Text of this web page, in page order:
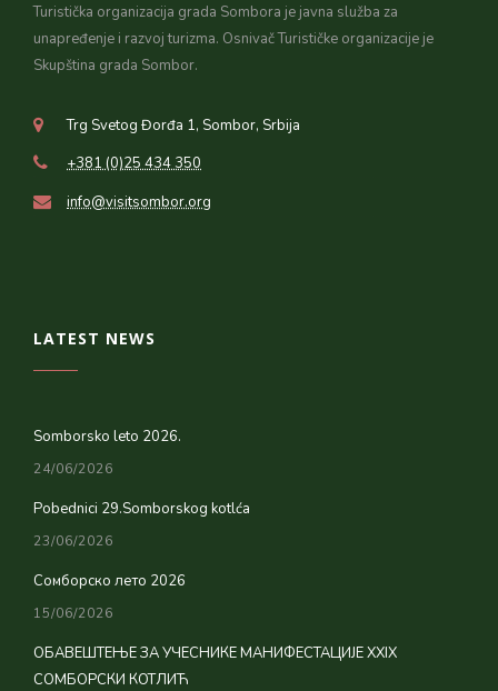
Turistička organizacija grada Sombora je javna služba za
unapređenje i razvoj turizma. Osnivač Turističke organizacije je
Skupština grada Sombor.
Trg Svetog Đorđa 1, Sombor, Srbija
+381 (0)25 434 350
info@visitsombor.org
LATEST NEWS
Somborsko leto 2026.
24/06/2026
Pobednici 29.Somborskog kotlća
23/06/2026
Сомборско лето 2026
15/06/2026
ОБАВЕШТЕЊЕ ЗА УЧЕСНИКЕ МАНИФЕСТАЦИЈЕ XXIX
СОМБОРСКИ КОТЛИЋ